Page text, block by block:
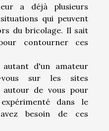
a déjà plusieurs
qui peuvent
du bricolage. Il sait
contourner ces
d'un amateur
vous sur les sites
de vous pour
dans le
besoin de ces